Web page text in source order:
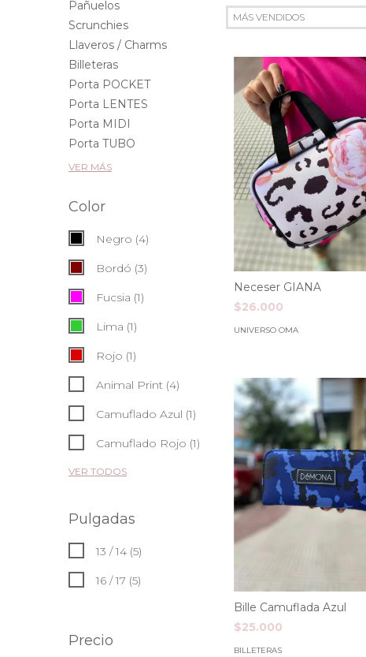
Pañuelos
Scrunchies
Llaveros / Charms
Billeteras
Porta POCKET
Porta LENTES
Porta MIDI
Porta TUBO
VER MÁS
Color
Negro (4)
Bordó (3)
Fucsia (1)
Lima (1)
Rojo (1)
Animal Print (4)
Camuflado Azul (1)
Camuflado Rojo (1)
VER TODOS
Pulgadas
13 / 14 (5)
16 / 17 (5)
Precio
Neceser GIANA
$26.000
UNIVERSO OMA
Bille Camuflada Azul
$25.000
BILLETERAS